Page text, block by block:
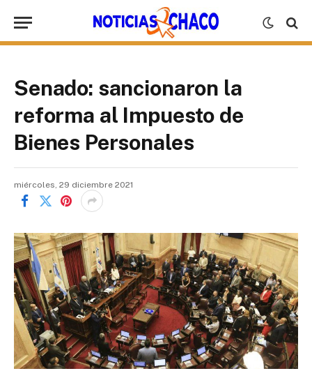
Senado: sancionaron la
reforma al Impuesto de
Bienes Personales
miércoles, 29 diciembre 2021